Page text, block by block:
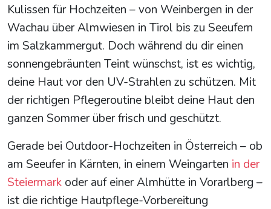
Kulissen für Hochzeiten – von Weinbergen in der
Wachau über Almwiesen in Tirol bis zu Seeufern
im Salzkammergut. Doch während du dir einen
sonnengebräunten Teint wünschst, ist es wichtig,
deine Haut vor den UV-Strahlen zu schützen. Mit
der richtigen Pflegeroutine bleibt deine Haut den
ganzen Sommer über frisch und geschützt.
Gerade bei Outdoor-Hochzeiten in Österreich – ob
am Seeufer in Kärnten, in einem Weingarten in der
Steiermark oder auf einer Almhütte in Vorarlberg –
ist die richtige Hautpflege-Vorbereitung